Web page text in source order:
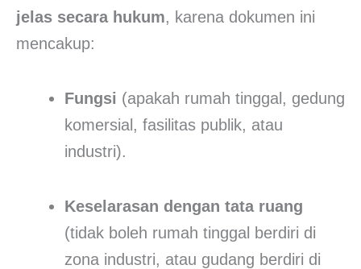
jelas secara hukum, karena dokumen ini
mencakup:
Fungsi (apakah rumah tinggal, gedung
komersial, fasilitas publik, atau
industri).
Keselarasan dengan tata ruang
(tidak boleh rumah tinggal berdiri di
zona industri, atau gudang berdiri di